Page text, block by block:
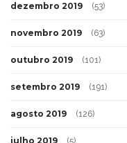
dezembro 2019 (53)
novembro 2019 (63)
outubro 2019 (101)
setembro 2019 (191)
agosto 2019 (126)
julho 2019